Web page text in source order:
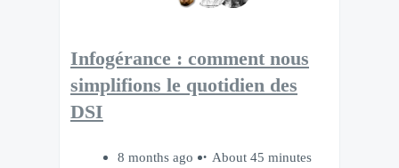
Infogérance : comment nous
simplifions le quotidien des
DSI
8 months ago
About 45 minutes